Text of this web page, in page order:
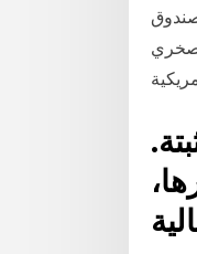
الصخري